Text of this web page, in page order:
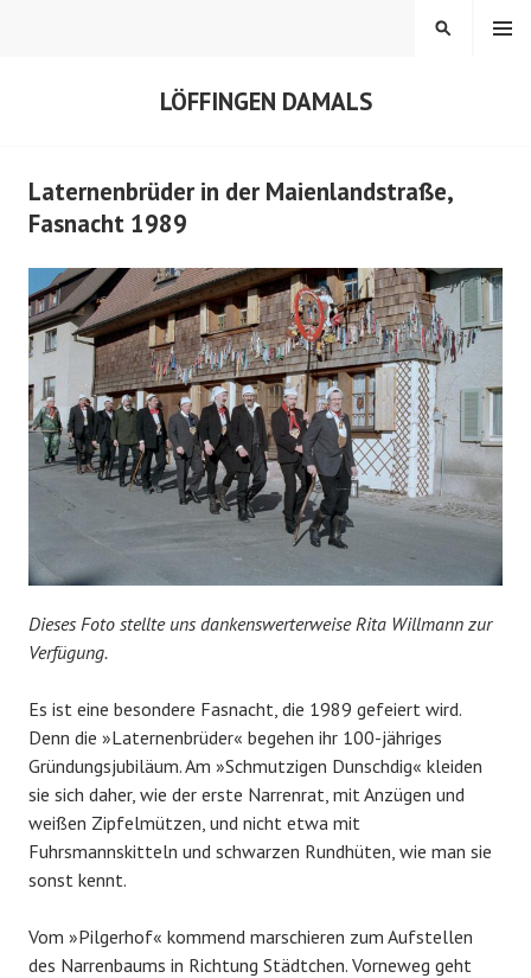
LÖFFINGEN DAMALS
MENÜ
SUCHEN
Laternenbrüder in der Maienlandstraße,
Fasnacht 1989
Dieses Foto stellte uns dankenswerterweise Rita Willmann zur
Verfügung.
Es ist eine besondere Fasnacht, die 1989 gefeiert wird.
Denn die »Laternenbrüder« begehen ihr 100-jähriges
Gründungsjubiläum. Am »Schmutzigen Dunschdig« kleiden
sie sich daher, wie der erste Narrenrat, mit Anzügen und
weißen Zipfelmützen, und nicht etwa mit
Fuhrsmannskitteln und schwarzen Rundhüten, wie man sie
sonst kennt.
Vom »Pilgerhof« kommend marschieren zum Aufstellen
des Narrenbaums in Richtung Städtchen. Vorneweg geht